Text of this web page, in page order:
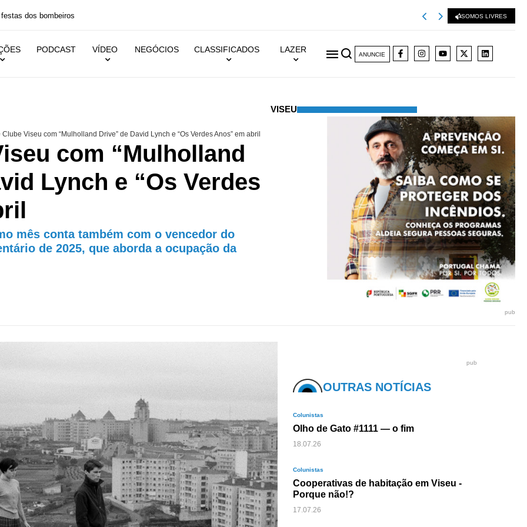
dos bombeiros Viseu 2001
SOMOS LIVRES
PODCAST VÍDEO NEGÓCIOS CLASSIFICADOS LAZER
ANUNCIE
Clube Viseu com “Mulholland Drive” de David Lynch e “Os Verdes Anos” em abril
com “Mulholland
Lynch e “Os Verdes
mês conta também com o vencedor do
de 2025, que aborda a ocupação da
VISEU
pub
pub
OUTRAS NOTÍCIAS
Colunistas
Olho de Gato #1111 — o fim
18.07.26
Colunistas
Cooperativas de habitação em Viseu -
Porque não!?
17.07.26